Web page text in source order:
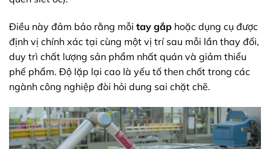
Điều này đảm bảo rằng mỗi tay gắp hoặc dụng cụ được
định vị chính xác tại cùng một vị trí sau mỗi lần thay đổi,
duy trì chất lượng sản phẩm nhất quán và giảm thiểu
phế phẩm. Độ lặp lại cao là yếu tố then chốt trong các
ngành công nghiệp đòi hỏi dung sai chặt chẽ.